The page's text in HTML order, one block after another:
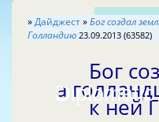
»Дайджест»Бог создал
Голландию 23.09.2013 (63582)
Бог
а
к ней